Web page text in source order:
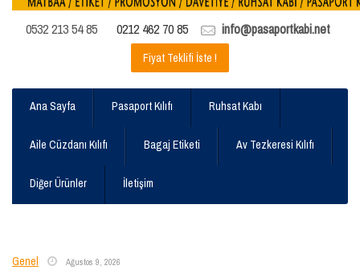
0532 213 54 85 0212 462 70 85 info@pasaportkabi.net
Fiyat Teklifi İste !
Ana Sayfa Pasaport Kılıfı Ruhsat Kabı
Aile Cüzdanı Kılıfı Bagaj Etiketi Av Tezkeresi Kılıfı
Diğer Ürünler İletişim
Genel Ağustos 9, 2026